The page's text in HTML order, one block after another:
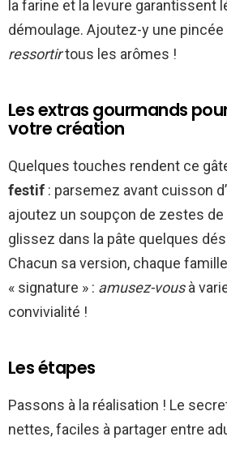
la farine et la levure garantissent
démoulage. Ajoutez-y une
ressortirtous les arômes !
Les extras gourmands
votre création
Quelques touches rendent ce
festif : parsemez avant cuisson
ajoutez un soupçon de zestes de
glissez dans la pâte quelques
Chacun sa version, chaque
« signature » : amusez-vousà
convivialité !
Les étapes
Passons à la réalisation ! Le
nettes, faciles à partager entre